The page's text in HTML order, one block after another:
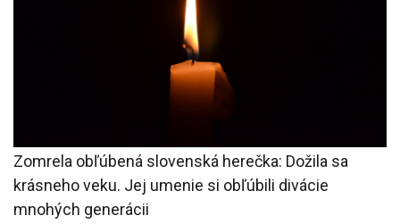
Zomrela obľúbená slovenská herečka: Dožila sa
krásneho veku. Jej umenie si obľúbili divácie
mnohých generácii